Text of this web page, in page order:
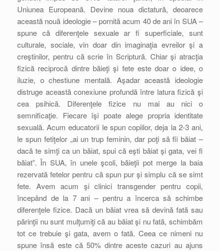
Uniunea Europeană. Devine noua dictatură, deoarece
această nouă ideologie – pornită acum 40 de ani în SUA –
spune că diferenţele sexuale ar fi superficiale, sunt
culturale, sociale, vin doar din imaginaţia evreilor şi a
creştinilor, pentru că scrie în Scriptură. Chiar şi atracţia
fizică reciprocă dintre băieţi şi fete este doar o idee, o
iluzie, o chestiune mentală. Aşadar această ideologie
distruge această conexiune profundă între latura fizică şi
cea psihică. Diferenţele fizice nu mai au nici o
semnificaţie. Fiecare îşi poate alege propria identitate
sexuală. Acum educatorii le spun copiilor, deja la 2-3 ani,
le spun fetiţelor „ai un trup feminin, dar poţi să fii băiat –
dacă te simţi ca un băiat, spui că eşti băiat şi gata, vei fi
băiat”. În SUA, în unele şcoli, băieţii pot merge la baia
rezervată fetelor pentru că spun pur şi simplu că se simt
fete. Avem acum şi clinici transgender pentru copii,
începând de la 7 ani – pentru a încerca să schimbe
diferenţele fizice. Dacă un băiat vrea să devină fată sau
părinţii nu sunt mulţumiţi că au băiat şi nu fată, schimbăm
tot ce trebuie şi gata, avem o fată. Ceea ce nimeni nu
spune însă este că 50% dintre aceste cazuri au ajuns